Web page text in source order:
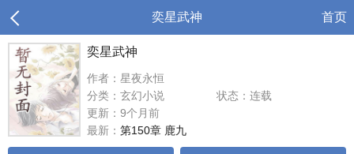
奕星武神 首页
奕星武神
作者：星夜永恒
分类：玄幻小说
状态：连载
更新：9个月前
最新： 第150章 鹿九